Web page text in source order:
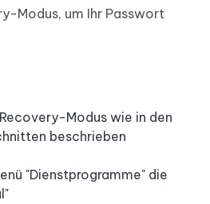
Modus, um Ihr Passwort
Modus wie in den
beschrieben
"Dienstprogramme" die